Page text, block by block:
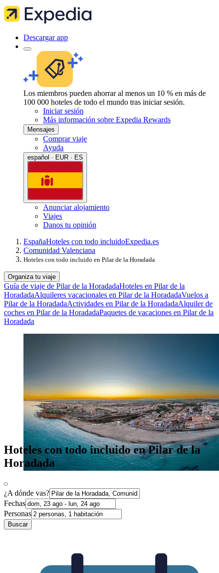
Descargar app
Los miembros pueden ahorrar al menos un 10 % en más de
100 000 hoteles de todo el mundo tras iniciar sesión.
Iniciar sesión
Más información sobre Expedia Rewards
Mensajes
Comprar viaje
Ayuda
español · EUR · ES
Anunciar alojamiento
Viajes
Danos tu opinión
EspañaHoteles con todo incluidoExpedia.es
Comunidad Valenciana
Hoteles con todo incluido en Pilar de la Horadada
Organiza tu viaje
Guía de viaje de Pilar de la HoradadaHoteles en Pilar de la
HoradadaAlquileres vacacionales en Pilar de la HoradadaVuelos a
Pilar de la HoradadaActividades en Pilar de la HoradadaAlquiler de
coches en Pilar de la HoradadaPaquetes de vacaciones en Pilar de la
Horadada
Hoteles con todo incluido en Pilar de la
Horadada
¿A dónde vas?
Fechas
Personas
Buscar